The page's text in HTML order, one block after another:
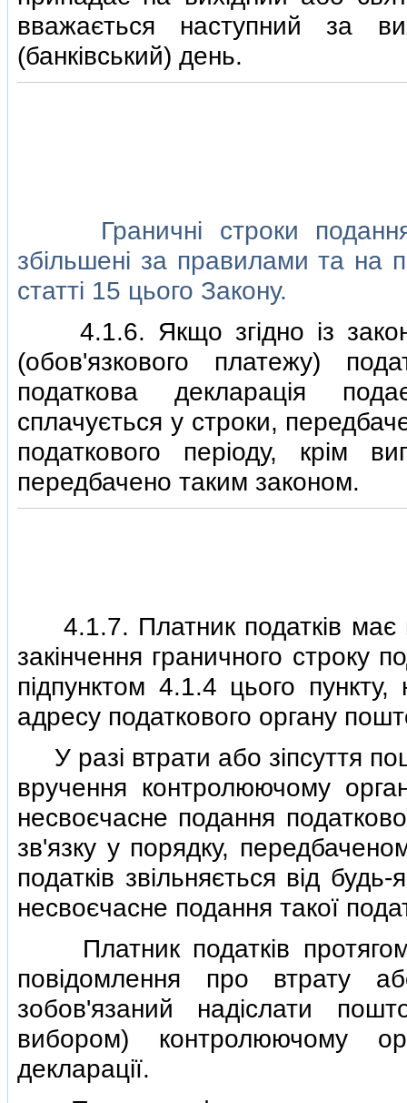
вважається наступний за
(банкiвський) день.
Граничнi строки подання
збiльшенi за правилами та на
статтi 15 цього Закону.
4.1.6. Якщо згiдно iз
(обов'язкового платежу)
податкова декларацiя
сплачується у строки,
податкового перiоду, крiм
передбачено таким законом.
4.1.7. Платник податкiв має
закiнчення граничного строку
пiдпунктом 4.1.4 цього
адресу податкового органу
У разi втрати або зiпсуття
вручення контролюючому
несвоєчасне подання
зв'язку у порядку,
податкiв звiльняється вiд
несвоєчасне подання такої
Платник податкiв
повiдомлення про втрату
зобов'язаний надiслати
вибором) контролюючому
декларацiї.